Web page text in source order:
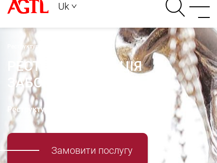
Uk
Реструктуризація заборгованості
РЕСТРУКТУРИЗАЦІЯ
ЗАБОРГОВАНОСТІ
Реструктуризація заборгованості
Замовити послугу